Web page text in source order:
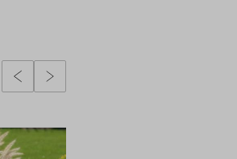
Poprzedni slidy
Następny slidy